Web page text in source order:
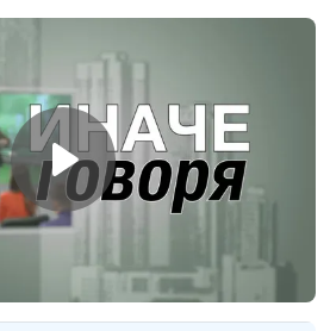
профориентолог, Алена
Демахина, Ангелина
Жукова, Ангелика
Ронжина, Ульяна
Феофанова, Зоя
Коваженкова, Кирилл
Костерин, Натан Усатый,
Самуил Усатый, Вячеслав
Феофанов